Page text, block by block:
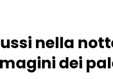
nella
dei